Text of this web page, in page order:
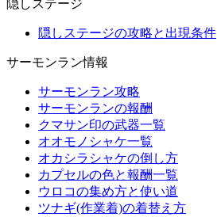
隠しステージ
隠しステージの攻略と出現条件
サーモンラン情報
サーモンラン攻略
サーモンランの報酬
クマサン印の武器一覧
オオモノシャケ一覧
オカシラシャケの倒し方
カプセルの色と報酬一覧
ウロコの集め方と使い道
ツナギ(作業着)の着替え方